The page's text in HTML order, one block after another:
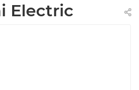
Electric